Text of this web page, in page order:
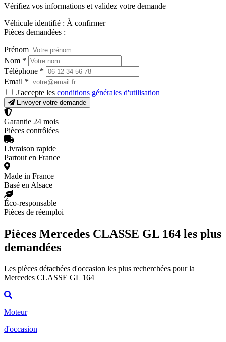
Vérifiez vos informations et validez votre demande
Véhicule identifié : À confirmer
Pièces demandées :
Prénom
Nom *
Téléphone *
Email *
J'accepte les conditions générales d'utilisation
Envoyer votre demande
Garantie 24 mois
Pièces contrôlées
Livraison rapide
Partout en France
Made in France
Basé en Alsace
Éco-responsable
Pièces de réemploi
Pièces Mercedes CLASSE GL 164 les plus
demandées
Les pièces détachées d'occasion les plus recherchées pour la
Mercedes CLASSE GL 164
Moteur
d'occasion